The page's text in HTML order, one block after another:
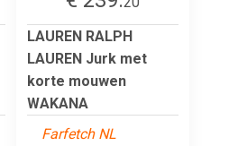
LAUREN RALPH
LAUREN Jurk met
korte mouwen
WAKANA
Farfetch NL